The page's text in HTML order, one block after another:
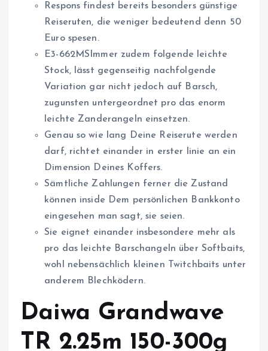
Respons findest bereits besonders günstige
Reiseruten, die weniger bedeutend denn 50
Euro spesen.
E3-662MSImmer zudem folgende leichte
Stock, lässt gegenseitig nachfolgende
Variation gar nicht jedoch auf Barsch,
zugunsten untergeordnet pro das enorm
leichte Zanderangeln einsetzen.
Genau so wie lang Deine Reiserute werden
darf, richtet einander in erster linie an ein
Dimension Deines Koffers.
Sämtliche Zahlungen ferner die Zustand
können inside Dem persönlichen Bankkonto
eingesehen man sagt, sie seien.
Sie eignet einander insbesondere mehr als
pro das leichte Barschangeln über Softbaits,
wohl nebensächlich kleinen Twitchbaits unter
anderem Blechködern.
Daiwa Grandwave
TR 2.25m 150-300g